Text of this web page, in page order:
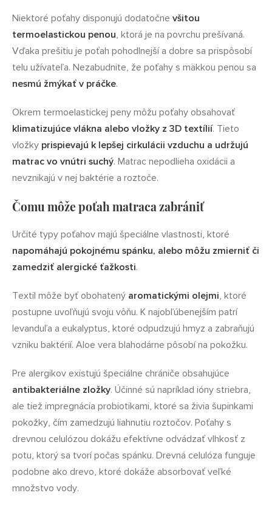
Niektoré poťahy disponujú dodatočne všitou
termoelastickou penou, ktorá je na povrchu prešívaná.
Vďaka prešitiu je poťah pohodlnejší a dobre sa prispôsobí
telu užívateľa. Nezabudnite, že poťahy s mäkkou penou sa
nesmú žmýkať v práčke.
Okrem termoelastickej peny môžu poťahy obsahovať
klimatizujúce vlákna alebo vložky z 3D textílií. Tieto
vložky prispievajú k lepšej cirkulácii vzduchu a udržujú
matrac vo vnútri suchý. Matrac nepodlieha oxidácii a
nevznikajú v nej baktérie a roztoče.
Čomu môže poťah matraca zabrániť
Určité typy poťahov majú špeciálne vlastnosti, ktoré
napomáhajú pokojnému spánku, alebo môžu zmierniť či
zamedziť alergické ťažkosti.
Textil môže byť obohatený aromatickými olejmi, ktoré
postupne uvoľňujú svoju vôňu. K najobľúbenejším patrí
levanduľa a eukalyptus, ktoré odpudzujú hmyz a zabraňujú
vzniku baktérií. Aloe vera blahodárne pôsobí na pokožku.
Pre alergikov existujú špeciálne chrániče obsahujúce
antibakteriálne zložky. Účinné sú napríklad ióny striebra,
ale tiež impregnácia probiotikami, ktoré sa živia šupinkami
pokožky, čím zamedzujú liahnutiu roztočov. Poťahy s
drevnou celulózou dokážu efektívne odvádzať vlhkosť z
potu, ktorý sa tvorí počas spánku. Drevná celulóza funguje
podobne ako drevo, ktoré dokáže absorbovať veľké
množstvo vody.